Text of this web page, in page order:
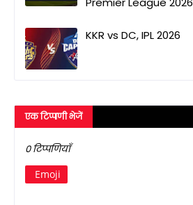
KKR vs DC, IPL 2026
एक टिप्पणी भेजें
0 टिप्पणियाँ
Emoji